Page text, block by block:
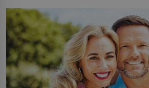
můžete obohatit své rituály a přinést
větší harmonii a klid. Je důležité